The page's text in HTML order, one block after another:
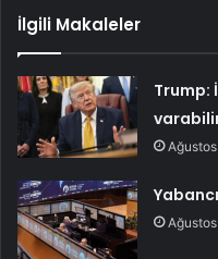
İlgili Makaleler
Trump: